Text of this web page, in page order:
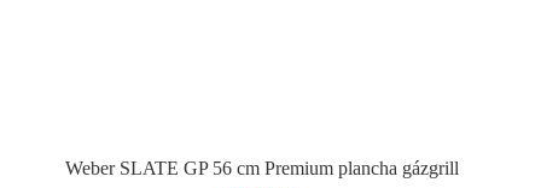
Weber SLATE GP 56 cm Premium plancha gázgrill